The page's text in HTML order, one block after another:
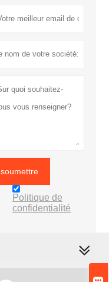
soumettre
Politique de
confidentialité